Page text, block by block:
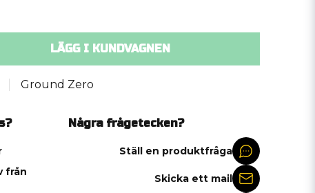
LÄGG I KUNDVAGNEN
Ground Zero
från
Några frågetecken?
Ställ en produktfråga
Skicka ett mail